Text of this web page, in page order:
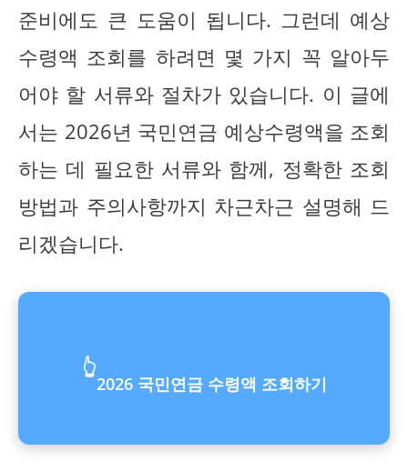
준비에도 큰 도움이 됩니다. 그런데 예상
수령액 조회를 하려면 몇 가지 꼭 알아두
어야 할 서류와 절차가 있습니다. 이 글에
서는 2026년 국민연금 예상수령액을 조회
하는 데 필요한 서류와 함께, 정확한 조회
방법과 주의사항까지 차근차근 설명해 드
리겠습니다.
👆
2026 국민연금 수령액 조회하기